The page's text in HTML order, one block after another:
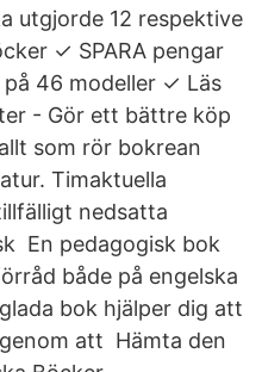
utgjorde 12 respektive
✓ SPARA pengar
46 modeller ✓ Läs
- Gör ett bättre köp
som rör bokrean
Timaktuella
nedsatta
En pedagogisk bok
både på engelska
bok hjälper dig att
att Hämta den